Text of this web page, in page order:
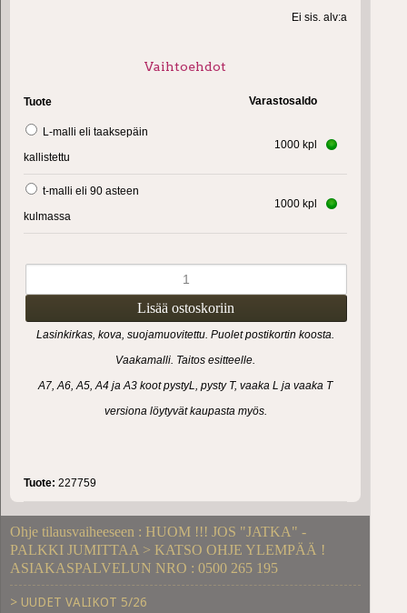
Ei sis. alv:a
Vaihtoehdot
Tuote Varastosaldo
L-malli eli taaksepäin
kallistettu
1000 kpl
t-malli eli 90 asteen
kulmassa
1000 kpl
Lasinkirkas, kova, suojamuovitettu. Puolet postikortin koosta.
Vaakamalli. Taitos esitteelle.
A7, A6, A5, A4 ja A3 koot pystyL, pysty T, vaaka L ja vaaka T
versiona löytyvät kaupasta myös.
Tuote: 227759
Ohje tilausvaiheeseen : HUOM !!! JOS "JATKA" -
PALKKI JUMITTAA > KATSO OHJE YLEMPÄÄ !
ASIAKASPALVELUN NRO : 0500 265 195
> UUDET VALIKOT 5/26